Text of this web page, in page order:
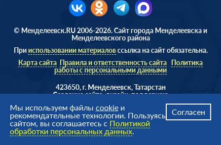
© Менделеевск.RU 2006-2026. Сайт города Менделеевска и
Менделеевского района
Прииспользовании материаловссылка на сайт обязательна.
Карта сайта Правила и ответственность сайта Политика
работы с персональными данными
423650, г. Менделеевск, Татарстан
Cоздание сайта, дизайн, поддержка
Мы используем файлы cookie и
рекомендательные технологии. Пользуясь
сайтом, вы соглашаетесь с Политикой
обработки персональных данных.
Согласен